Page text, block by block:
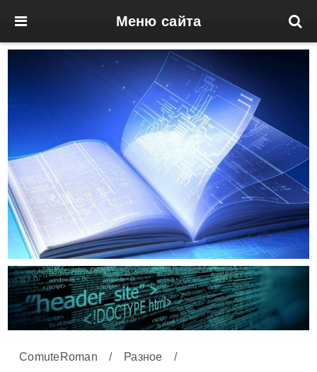
Меню сайта
ComuteRoman / Разное
/